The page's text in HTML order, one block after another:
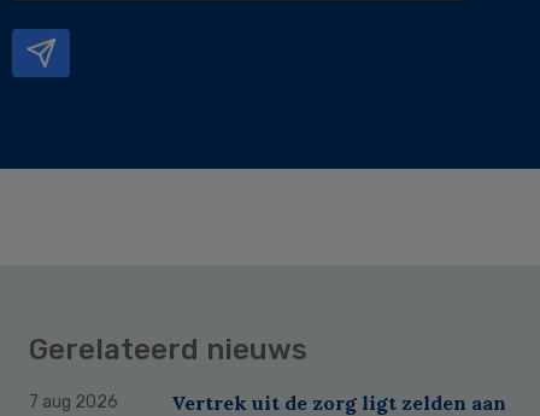
Gerelateerd nieuws
7 aug 2026
Vertrek uit de zorg ligt zelden aan